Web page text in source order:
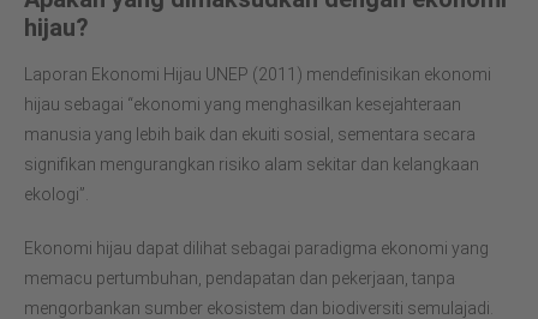
hijau?
Laporan Ekonomi Hijau UNEP (2011) mendefinisikan ekonomi
hijau sebagai “ekonomi yang menghasilkan kesejahteraan
manusia yang lebih baik dan ekuiti sosial, sementara secara
signifikan mengurangkan risiko alam sekitar dan kelangkaan
ekologi”.
Ekonomi hijau dapat dilihat sebagai paradigma ekonomi yang
memacu pertumbuhan, pendapatan dan pekerjaan, tanpa
mengorbankan sumber ekosistem dan biodiversiti semulajadi.